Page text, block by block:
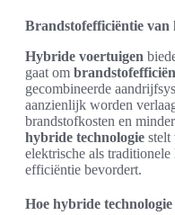
Brandstofefficiëntie van
Hybride voertuigen
gaat om
gecombineerde
aanzienlijk worden
brandstofkosten en
hybride technologie stelt
elektrische als
efficiëntie bevordert.
Hoe hybride